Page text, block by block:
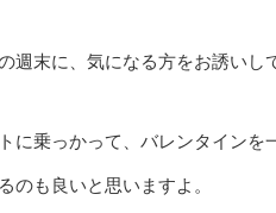
週末に、気になる方をお誘いし
に乗っかって、バレンタインを
のも良いと思いますよ。